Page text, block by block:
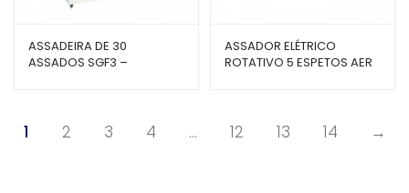
ASSADEIRA DE 30
ASSADOS SGF3 –
ASSADOR ELÉTRICO
ROTATIVO 5 ESPETOS AER
1 2 3 4 … 12 13 14 →